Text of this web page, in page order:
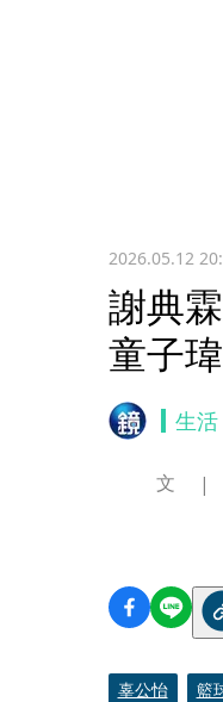
2026.05.12
謝典
童子
生活
文
辜公怡 籃